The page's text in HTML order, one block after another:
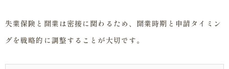
失業保険と開業は密接に関わるため、開業時期と申請タイミン
グを戦略的に調整することが大切です。